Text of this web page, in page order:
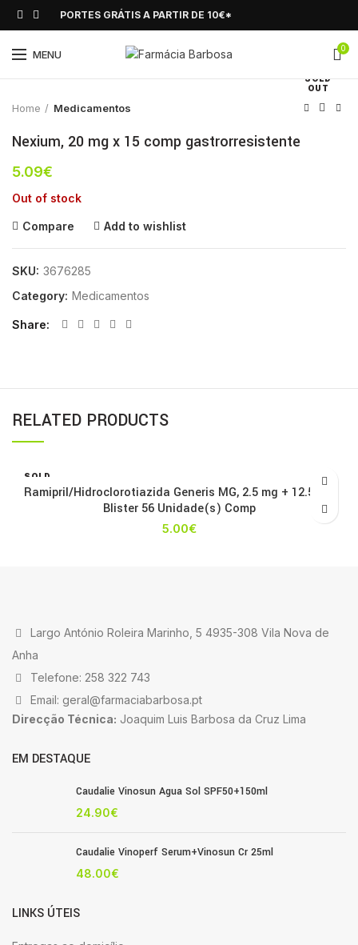
PORTES GRÁTIS A PARTIR DE 10€*
MENU 0
SOLD
OUT
Click to enlarge
Home Medicamentos
Nexium, 20 mg x 15 comp gastrorresistente
5.09€
Out of stock
Compare Add to wishlist
SKU: 3676285
Category: Medicamentos
Share
RELATED PRODUCTS
SOLD
OUT
Ramipril/Hidroclorotiazida Generis MG, 2.5 mg + 12.5 mg
Blister 56 Unidade(s) Comp
5.00€
Largo António Roleira Marinho, 5 4935-308 Vila Nova de
Anha
Telefone: 258 322 743
Email: geral@farmaciabarbosa.pt
Direcção Técnica: Joaquim Luis Barbosa da Cruz Lima
EM DESTAQUE
Caudalie Vinosun Agua Sol SPF50+150ml
24.90€
Caudalie Vinoperf Serum+Vinosun Cr 25ml
48.00€
LINKS ÚTEIS